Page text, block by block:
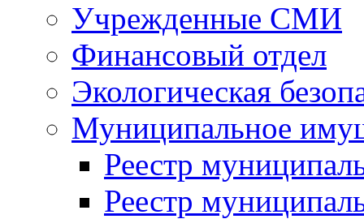
Учрежденные СМИ
Финансовый отдел
Экологическая
Муниципальное
Реестр
Реестр